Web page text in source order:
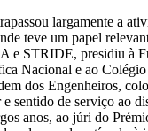
largamente a
teve um papel
e STRIDE, presidiu à
Nacional e ao
dos Engenheiros,
sentido de serviço ao
anos, ao júri do